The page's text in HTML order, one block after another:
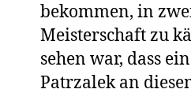
bekommen, in
Meisterschaft zu
sehen war, dass
Patrzalek an